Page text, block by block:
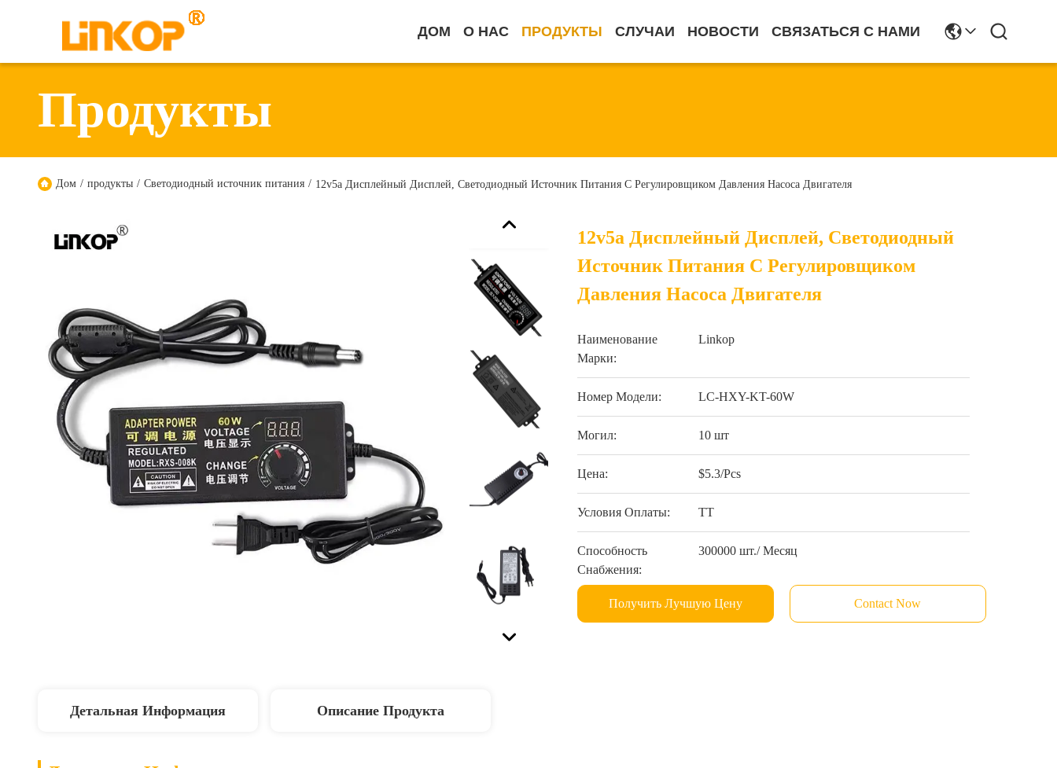
ДОМ О НАС ПРОДУКТЫ СЛУЧАИ НОВОСТИ СВЯЗАТЬСЯ С НАМИ
Продукты
Дом / продукты / Светодиодный источник питания / 12v5a Дисплейный Дисплей, Светодиодный Источник Питания С Регулировщиком Давления Насоса Двигателя
12v5a Дисплейный Дисплей, Светодиодный
Источник Питания С Регулировщиком
Давления Насоса Двигателя
Наименование
Марки:
Linkop
Номер Модели: LC-HXY-KT-60W
Могил: 10 шт
Цена: $5.3/Pcs
Условия Оплаты: ТТ
Способность
Снабжения:
300000 шт./ Месяц
Получить Лучшую Цену Contact Now
Детальная Информация Описание Продукта